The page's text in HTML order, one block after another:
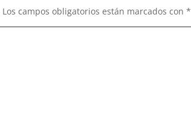
Los campos obligatorios están marcados con*